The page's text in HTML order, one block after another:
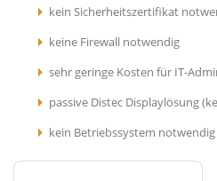
kein Sicherheitszertifikat
keine Firewall notwendig
sehr geringe Kosten für IT-
passive Distec Displaylösung
kein Betriebssystem notwendig